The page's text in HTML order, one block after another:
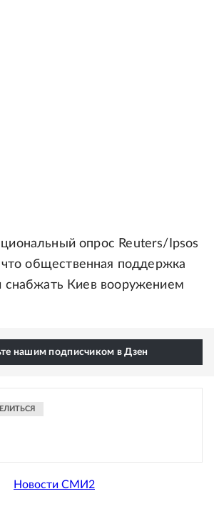
опрос Reuters/Ipsos
что общественная поддержка
снабжать Киев вооружением
нашим подписчиком в Дзен
Новости СМИ2